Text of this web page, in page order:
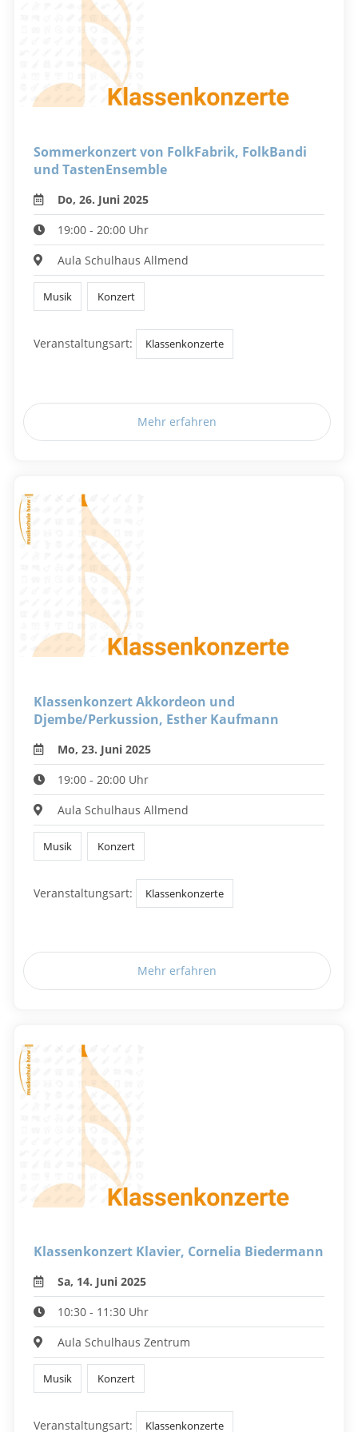
Sommerkonzert von FolkFabrik, FolkBandi
und TastenEnsemble
Do, 26. Juni 2025
19:00 - 20:00 Uhr
Aula Schulhaus Allmend
Musik Konzert
Veranstaltungsart: Klassenkonzerte
Mehr erfahren
Klassenkonzert Akkordeon und
Djembe/Perkussion, Esther Kaufmann
Mo, 23. Juni 2025
19:00 - 20:00 Uhr
Aula Schulhaus Allmend
Musik Konzert
Veranstaltungsart: Klassenkonzerte
Mehr erfahren
Klassenkonzert Klavier, Cornelia Biedermann
Sa, 14. Juni 2025
10:30 - 11:30 Uhr
Aula Schulhaus Zentrum
Musik Konzert
Veranstaltungsart: Klassenkonzerte